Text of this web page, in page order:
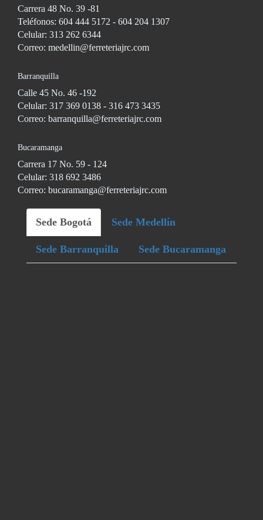
Carrera 48 No. 39 -81
Teléfonos: 604 444 5172 - 604 204 1307
Celular: 313 262 6344
Correo: medellin@ferreteriajrc.com
Barranquilla
Calle 45 No. 46 -192
Celular: 317 369 0138 - 316 473 3435
Correo: barranquilla@ferreteriajrc.com
Bucaramanga
Carrera 17 No. 59 - 124
Celular: 318 692 3486
Correo: bucaramanga@ferreteriajrc.com
Sede Bogotá Sede Medellín
Sede Barranquilla Sede Bucaramanga